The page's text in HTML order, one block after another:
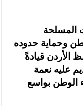
المسلحة
وحماية حدوده
الأردن قيادةً
عليه نعمة
الوطن بواسع